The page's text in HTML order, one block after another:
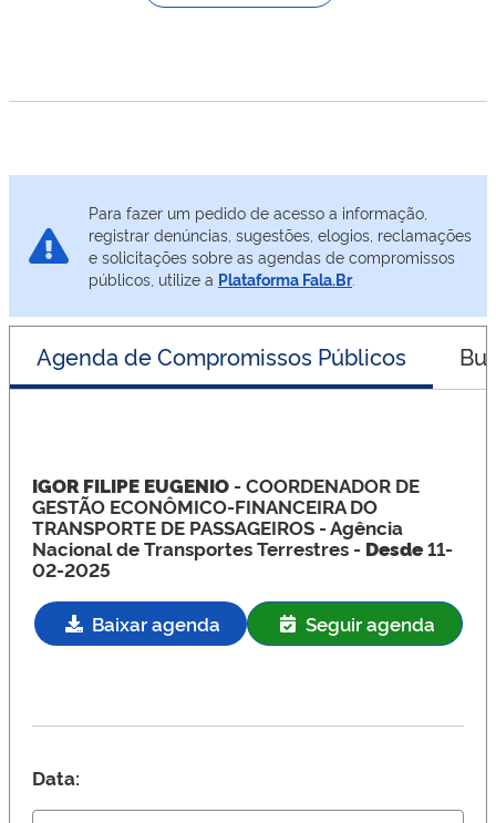
Para fazer um pedido de acesso a informação,
registrar denúncias, sugestões, elogios, reclamações
e solicitações sobre as agendas de compromissos
públicos, utilize a Plataforma Fala.Br.
Agenda de Compromissos Públicos
IGOR FILIPE EUGENIO - COORDENADOR DE
GESTÃO ECONÔMICO-FINANCEIRA DO
TRANSPORTE DE PASSAGEIROS - Agência
Nacional de Transportes Terrestres - Desde11-
02-2025
Baixar agenda Seguir agenda
Data: